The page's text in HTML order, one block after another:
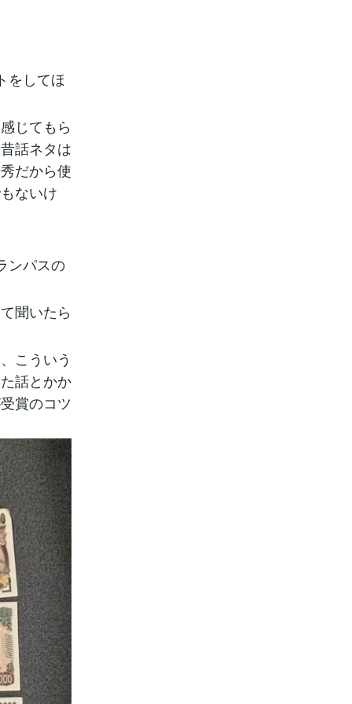
をしてほ
じてもら
話ネタは
だから使
ないけ
ンパスの
聞いたら
こういう
話とかか
賞のコツ